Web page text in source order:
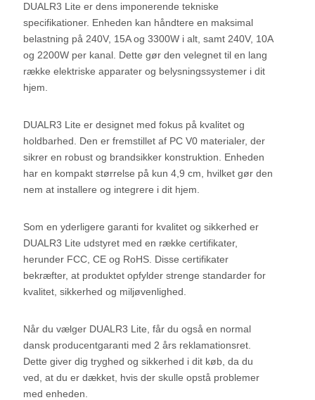
DUALR3 Lite er dens imponerende tekniske
specifikationer. Enheden kan håndtere en maksimal
belastning på 240V, 15A og 3300W i alt, samt 240V, 10A
og 2200W per kanal. Dette gør den velegnet til en lang
række elektriske apparater og belysningssystemer i dit
hjem.
DUALR3 Lite er designet med fokus på kvalitet og
holdbarhed. Den er fremstillet af PC V0 materialer, der
sikrer en robust og brandsikker konstruktion. Enheden
har en kompakt størrelse på kun 4,9 cm, hvilket gør den
nem at installere og integrere i dit hjem.
Som en yderligere garanti for kvalitet og sikkerhed er
DUALR3 Lite udstyret med en række certifikater,
herunder FCC, CE og RoHS. Disse certifikater
bekræfter, at produktet opfylder strenge standarder for
kvalitet, sikkerhed og miljøvenlighed.
Når du vælger DUALR3 Lite, får du også en normal
dansk producentgaranti med 2 års reklamationsret.
Dette giver dig tryghed og sikkerhed i dit køb, da du
ved, at du er dækket, hvis der skulle opstå problemer
med enheden.